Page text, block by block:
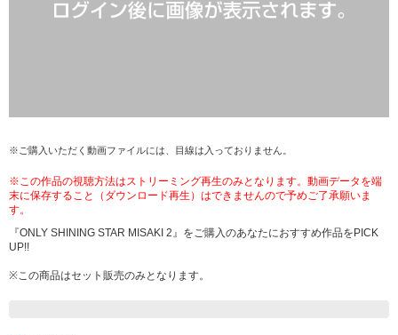
※ご購入いただく動画ファイルには、目線は入っておりません。
※この作品の視聴方法はストリーミング再生のみとなります。動画データを端
末に保存すること（ダウンロード再生）はできませんので予めご了承願いま
す。
『ONLY SHINING STAR MISAKI 2』をご購入のあなたにおすすめ作品をPICK
UP!!
※この商品はセット販売のみとなります。